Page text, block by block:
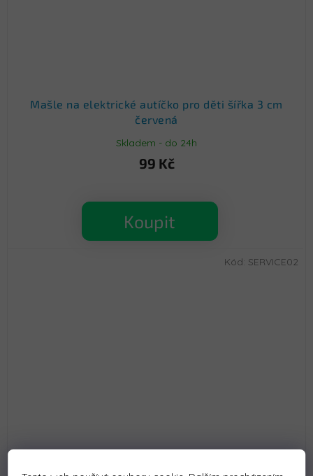
Mašle na elektrické autíčko pro děti šířka 3 cm
červená
Skladem - do 24h
99 Kč
Koupit
Kód: SERVICE02